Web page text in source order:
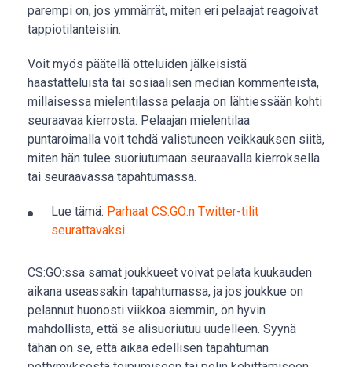
parempi on, jos ymmärrät, miten eri pelaajat reagoivat
tappiotilanteisiin.
Voit myös päätellä otteluiden jälkeisistä
haastatteluista tai sosiaalisen median kommenteista,
millaisessa mielentilassa pelaaja on lähtiessään kohti
seuraavaa kierrosta. Pelaajan mielentilaa
puntaroimalla voit tehdä valistuneen veikkauksen siitä,
miten hän tulee suoriutumaan seuraavalla kierroksella
tai seuraavassa tapahtumassa.
Lue tämä: Parhaat CS:GO:n Twitter-tilit
seurattavaksi
CS:GO:ssa samat joukkueet voivat pelata kuukauden
aikana useassakin tapahtumassa, ja jos joukkue on
pelannut huonosti viikkoa aiemmin, on hyvin
mahdollista, että se alisuoriutuu uudelleen. Syynä
tähän on se, että aikaa edellisen tapahtuman